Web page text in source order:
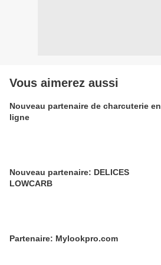
Vous aimerez aussi
Nouveau partenaire de charcuterie en
ligne
Nouveau partenaire: DELICES
LOWCARB
Partenaire: Mylookpro.com